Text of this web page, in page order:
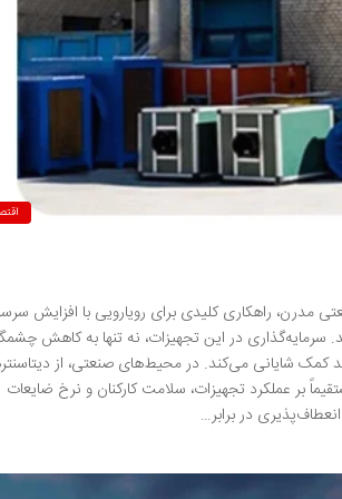
راهکاری کلیدی برای رویارویی با افزایش
در این تجهیزات، نه تنها به کاهش
کمک شایانی می‌کند. در محیط‌های صنعتی، از
بر عملکرد تجهیزات، سلامت کارکنان و نرخ ضایعات
در برابر…